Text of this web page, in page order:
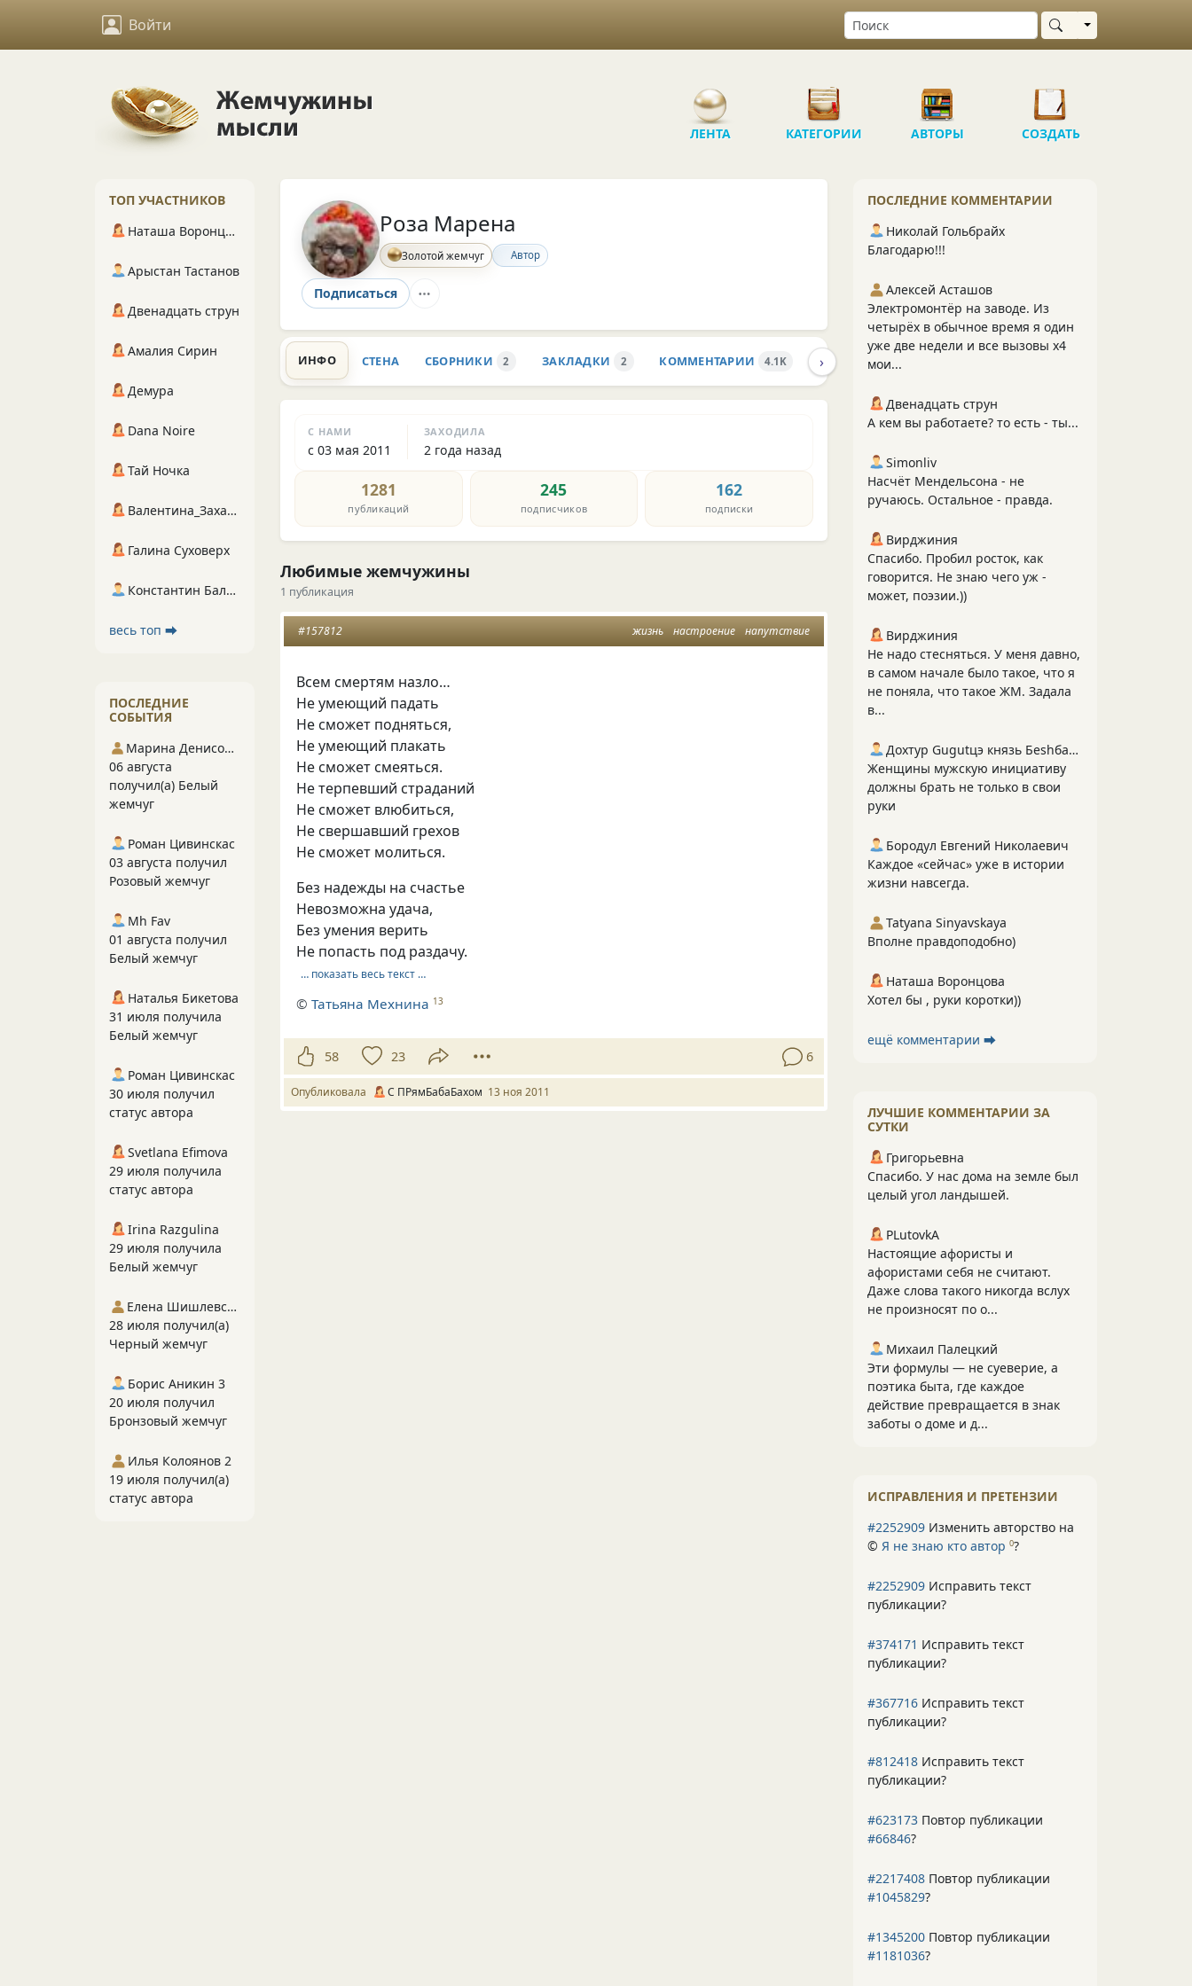
Войти Выбрать область
ЛЕНТА КАТЕГОРИИ АВТОРЫ СОЗДАТЬ
Роза Марена
Золотой жемчуг Автор
Подписаться
ИНФО СТЕНА СБОРНИКИ 2 ЗАКЛАДКИ 2 КОММЕНТАРИИ 4.1K ПУБЛИКАЦИИ
›
С НАМИ
с 03 мая 2011
ЗАХОДИЛА
2 года назад
1281
публикаций
245
подписчиков
162
подписки
Любимые жемчужины
1 публикация
жизнь настроение напутствие
#157812
Всем смертям назло…
Не умеющий падать
Не сможет подняться,
Не умеющий плакать
Не сможет смеяться.
Не терпевший страданий
Не сможет влюбиться,
Не свершавший грехов
Не сможет молиться.
Без надежды на счастье
Невозможна удача,
Без умения верить
Не попасть под раздачу.
… показать весь текст …
©Татьяна Мехнина 13
58 23 6
Опубликовала С ПРямБабаБахом 13 ноя 2011
ПОСЛЕДНИЕ КОММЕНТАРИИ
Николай Гольбрайх
Благодарю!!!
Алексей Асташов
Электромонтёр на заводе. Из
четырёх в обычное время я один
уже две недели и все вызовы х4
мои...
Двенадцать струн
А кем вы работаете? то есть - ты...
Simonliv
Насчёт Мендельсона - не
ручаюсь. Остальное - правда.
Вирджиния
Спасибо. Пробил росток, как
говорится. Не знаю чего уж -
может, поэзии.))
Вирджиния
Не надо стесняться. У меня давно,
в самом начале было такое, что я
не поняла, что такое ЖМ. Задала
в...
Дохтур Gugutцэ князь Беshбармакоff
Женщины мужскую инициативу
должны брать не только в свои
руки
Бородул Евгений Николаевич
Каждое «сейчас» уже в истории
жизни навсегда.
Tatyana Sinyavskaya
Вполне правдоподобно)
Наташа Воронцова
Хотел бы , руки коротки))
ещё комментарии ⮕
ЛУЧШИЕ КОММЕНТАРИИ ЗА
СУТКИ
Григорьевна
Спасибо. У нас дома на земле был
целый угол ландышей.
PLutоvkА
Настоящие афористы и
афористами себя не считают.
Даже слова такого никогда вслух
не произносят по о...
Михаил Палецкий
Эти формулы — не суеверие, а
поэтика быта, где каждое
действие превращается в знак
заботы о доме и д...
ИСПРАВЛЕНИЯ И ПРЕТЕНЗИИ
#2252909 Изменить авторство на
© Я не знаю кто автор 0?
#2252909 Исправить текст
публикации?
#374171 Исправить текст
публикации?
#367716 Исправить текст
публикации?
#812418 Исправить текст
публикации?
#623173 Повтор публикации
#66846?
#2217408 Повтор публикации
#1045829?
#1345200 Повтор публикации
#1181036?
ТОП УЧАСТНИКОВ
Наташа Воронцова
Арыстан Тастанов
Двенадцать струн
Амалия Сирин
Демура
Dana Noire
Тай Ночка
Валентина_Захарова
Галина Суховерх
Константин Балухта
весь топ ⮕
ПОСЛЕДНИЕ
СОБЫТИЯ
Марина Денисова 5
06 августа
получил(а) Белый
жемчуг
Роман Цивинскас
03 августа получил
Розовый жемчуг
Mh Fav
01 августа получил
Белый жемчуг
Наталья Бикетова
31 июля получила
Белый жемчуг
Роман Цивинскас
30 июля получил
статус автора
Svetlana Efimova
29 июля получила
статус автора
Irina Razgulina
29 июля получила
Белый жемчуг
Елена Шишлевская
28 июля получил(а)
Черный жемчуг
Борис Аникин 3
20 июля получил
Бронзовый жемчуг
Илья Колоянов 2
19 июля получил(а)
статус автора